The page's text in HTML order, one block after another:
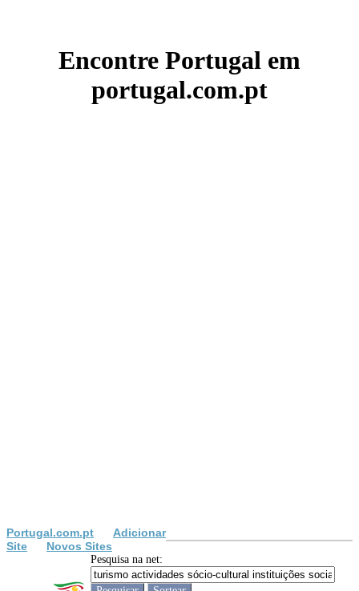
Encontre Portugal em
portugal.com.pt
Portugal.com.pt
Adicionar
Site
Novos Sites
Pesquisa na net: